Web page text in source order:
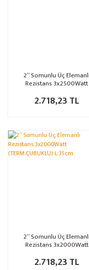
2” Somunlu Üç Elemanlı
Rezistans 3x2500Watt
2.718,23 TL
2” Somunlu Üç Elemanlı
Rezistans 3x2000Watt
2.718,23 TL